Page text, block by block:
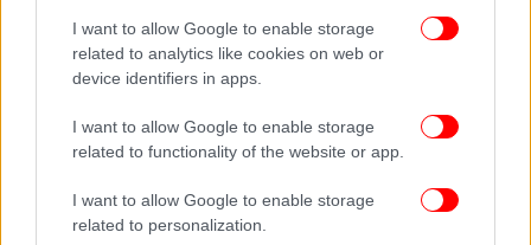
I want to allow Google to enable storage
related to analytics like cookies on web or
device identifiers in apps.
I want to allow Google to enable storage
related to functionality of the website or app.
I want to allow Google to enable storage
related to personalization.
Σε μια μάχη με τον χρόνο και τις αποστάσεις, το
πουλί, σε κρίσιμη κατάσταση, μεταφέρθηκε
αεροπορικώς στην Αθήνα και κατόπιν στον Σταθμό
προσωπικό και μεγαλύτερη εμπειρία για τέτοιες
περιπτώσεις. Εκεί, ο μαυρόγυπας υποβλήθηκε σε
οροθεραπεία, προκειμένου να αποβάλει τις τοξίνες
και ανταποκρίθηκε εντυπωσιακά γρήγορα στη